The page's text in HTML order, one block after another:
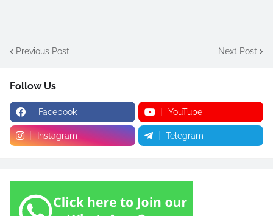
Previous Post Next Post
Follow Us
Facebook YouTube
Instagram Telegram